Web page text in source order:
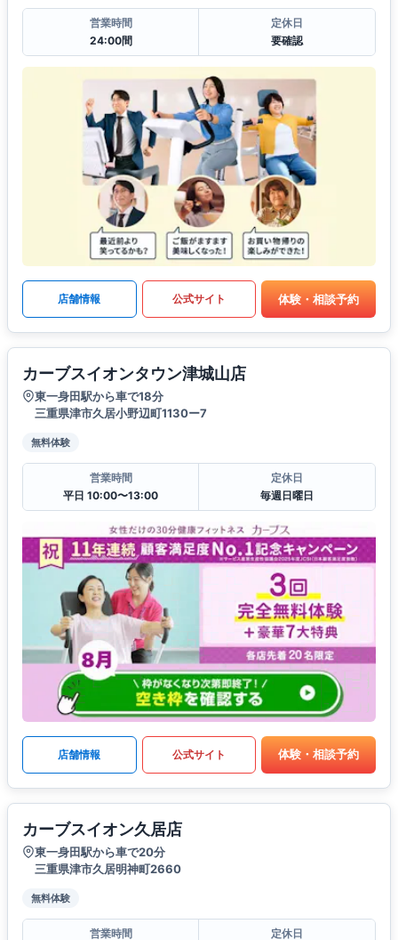
営業時間
24:00間
定休日
要確認
店舗情報 公式サイト 体験・相談予約
カーブスイオンタウン津城山店
東一身田駅から車で18分
三重県津市久居小野辺町1130ー7
無料体験
営業時間
平日 10:00〜13:00
定休日
毎週日曜日
店舗情報 公式サイト 体験・相談予約
カーブスイオン久居店
東一身田駅から車で20分
三重県津市久居明神町2660
無料体験
営業時間 定休日